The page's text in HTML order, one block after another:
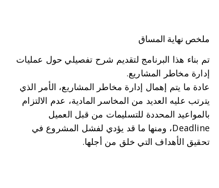
ملخص نهاية المساق
إدارة مخاطر المشاريع.
تحقيق الأهداف التي خلق من أجلها.